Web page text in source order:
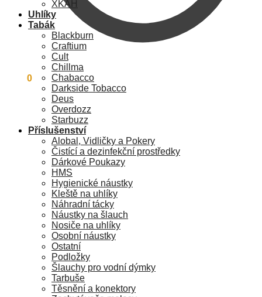
0
XKAH
Uhlíky
Tabák
Blackburn
Craftium
Cult
Chillma
Chabacco
Darkside Tobacco
Deus
Overdozz
Starbuzz
Příslušenství
Alobal, Vidličky a Pokery
Čistící a dezinfekční prostředky
Dárkové Poukazy
HMS
Hygienické náustky
Kleště na uhlíky
Náhradní tácky
Náustky na šlauch
Nosiče na uhlíky
Osobní náustky
Ostatní
Podložky
Šlauchy pro vodní dýmky
Tarbuše
Těsnění a konektory